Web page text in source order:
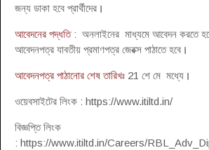
জন্য ডাকা হবে প্রার্থীদের ।
আবেদনের পদ্ধতি: অনলাইনের মাধ্যমে আবেদন করতে
আবেদনপত্র যাবতীয় প্রমাণপত্র জেরক্স পাঠাতে হবে ।
আবেদনপত্র পাঠানোর শেষ তারিখঃ 21 শে মে মধ্যে ।
ওয়েবসাইটের লিংক : https://www.itiltd.in/
বিজ্ঞপ্তি লিংক
: https://www.itiltd.in/Careers/